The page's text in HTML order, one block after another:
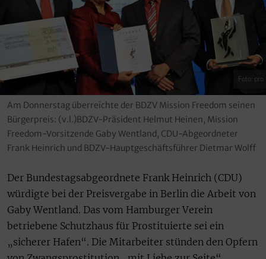
Foto: pro
Am Donnerstag überreichte der BDZV Mission Freedom seinen
Bürgerpreis: (v.l.)BDZV-Präsident Helmut Heinen, Mission
Freedom-Vorsitzende Gaby Wentland, CDU-Abgeordneter
Frank Heinrich und BDZV-Hauptgeschäftsführer Dietmar Wolff
Der Bundestagsabgeordnete Frank Heinrich (CDU)
würdigte bei der Preisvergabe in Berlin die Arbeit von
Gaby Wentland. Das vom Hamburger Verein
betriebene Schutzhaus für Prostituierte sei ein
„sicherer Hafen“. Die Mitarbeiter stünden den Opfern